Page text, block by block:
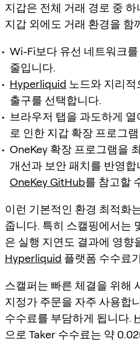
지갑은 전체 거래 경로 중
지갑 외에도 거래 환경을 함
Wi-Fi보다 유선 네트워크
줄입니다.
Hyperliquid 노드와 지리
출구를 선택합니다.
브라우저 탭을 과도하게
로 인한 지갑 확장 프로그
OneKey 확장 프로그램을
개선과 보안 패치를 반영
OneKey GitHub를 참고할
이런 기본적인 환경 최적화
줍니다. 특히 스캘핑에서는
은 실행 지연도 결과에 영향
Hyperliquid 플랫폼 수수료
스캘퍼는 빠른 체결을 위해
지정가 주문을 자주 사용합
수수료를 부담하게 됩니다.
으로 Taker 수수료는 약